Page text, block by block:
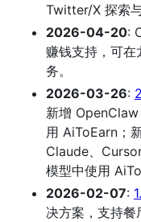
Twitter/X 探索与
2026-04-20:
赚钱支持，可
务。
2026-03-26:
新增
用 AiToEarn；
Claude、
模型中使用
2026-02-07:
决方案，支持